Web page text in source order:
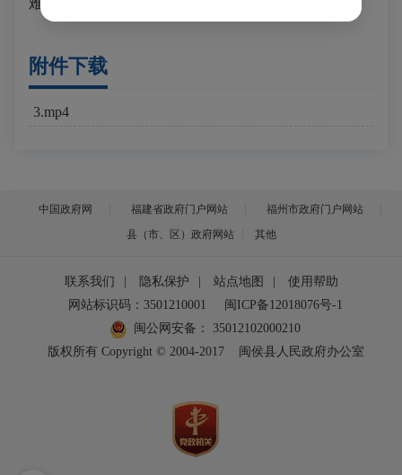
难忘的旅行！
附件下载
3.mp4
中国政府网 福建省政府门户网站
福州市政府门户网站
县（市、区）政府网站
其他
联系我们 隐私保护 站点地图
使用帮助
网站标识码：3501210001
闽ICP备12018076号-1
闽公网安备：
35012102000210
版权所有 Copyright © 2004-2017
闽侯县人民政府办公室